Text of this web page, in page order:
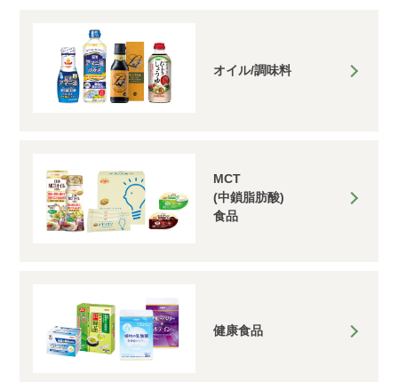
オイル/調味料
MCT
(中鎖脂肪酸)
食品
健康食品